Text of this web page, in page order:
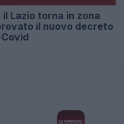
il Lazio torna in zona
il nuovo decreto